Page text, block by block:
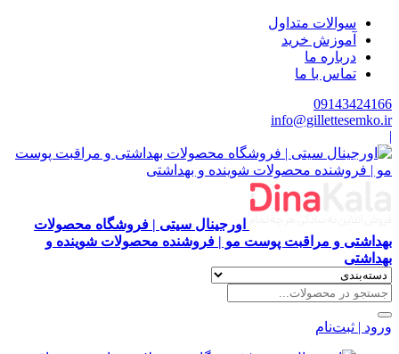
سوالات متداول
آموزش خرید
درباره ما
تماس با ما
09143424166
info@gillettesemko.ir
|
اورجینال سیتی | فروشگاه محصولات
بهداشتی و مراقبت پوست مو | فروشنده محصولات شوینده و
بهداشتی
ورود | ثبت‌نام